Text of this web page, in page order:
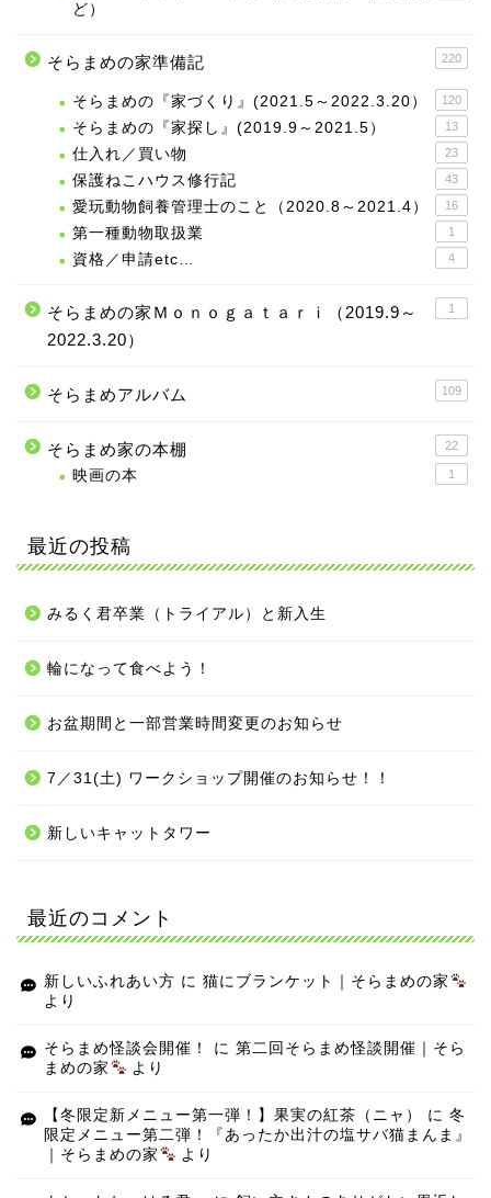
ど）
そらまめの家準備記 220
そらまめの『家づくり』(2021.5～2022.3.20） 120
そらまめの『家探し』(2019.9～2021.5） 13
仕入れ／買い物 23
保護ねこハウス修行記 43
愛玩動物飼養管理士のこと（2020.8～2021.4） 16
第一種動物取扱業 1
資格／申請etc… 4
そらまめの家Ｍｏｎｏｇａｔａｒｉ（2019.9～
2022.3.20）
1
そらまめアルバム 109
そらまめ家の本棚 22
映画の本 1
最近の投稿
みるく君卒業（トライアル）と新入生
輪になって食べよう！
お盆期間と一部営業時間変更のお知らせ
7／31(土) ワークショップ開催のお知らせ！！
新しいキャットタワー
最近のコメント
新しいふれあい方 に 猫にブランケット｜そらまめの家
より
そらまめ怪談会開催！ に 第二回そらまめ怪談開催｜そら
まめの家
より
【冬限定新メニュー第一弾！】果実の紅茶（ニャ） に 冬
限定メニュー第二弾！『あったか出汁の塩サバ猫まんま』
｜そらまめの家
より